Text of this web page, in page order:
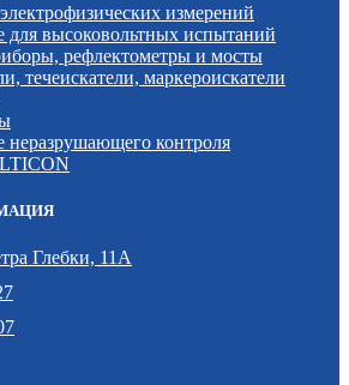
измерений
для высоковольтных испытаний
рефлектометры и мосты
течеискатели, маркероискатели
неразрушающего контроля
Глебки, 11А